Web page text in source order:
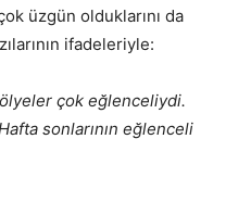
üzgün olduklarını da
ifadeleriyle:
çok eğlenceliydi.
sonlarının eğlenceli